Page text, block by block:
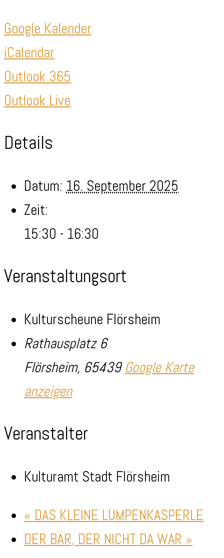
Google Kalender
iCalendar
Outlook 365
Outlook Live
Details
Datum: 16. September 2025
Zeit:
15:30 - 16:30
Veranstaltungsort
Kulturscheune Flörsheim
Rathausplatz 6
Flörsheim, 65439 Google Karte
anzeigen
Veranstalter
Kulturamt Stadt Flörsheim
« DAS KLEINE LUMPENKASPERLE
DER BÄR, DER NICHT DA WAR »